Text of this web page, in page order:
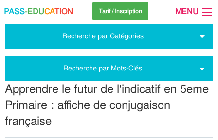
PASS-EDUCATION Tarif / Inscription MENU
Recherche par Catégories
Recherche par Mots-Clés
Apprendre le futur de l'indicatif en 5eme
Primaire : affiche de conjugaison
française